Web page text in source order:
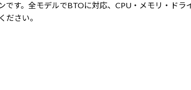
す。全モデルでBTOに対応、CPU・メモリ・ドラ
ださい。